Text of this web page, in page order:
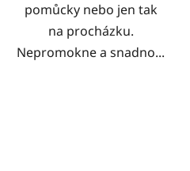
pomůcky nebo jen tak
na procházku.
Nepromokne a snadno...